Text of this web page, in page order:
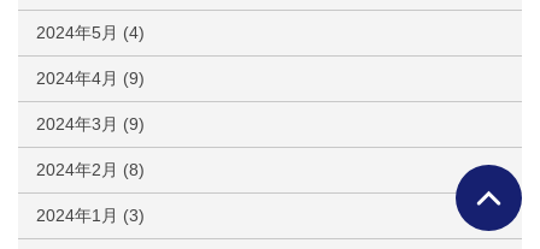
2024年5月 (4)
2024年4月 (9)
2024年3月 (9)
2024年2月 (8)
2024年1月 (3)
ページ